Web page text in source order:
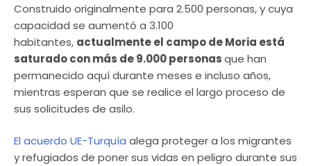
Construido originalmente para 2.500 personas, y cuya
capacidad se aumentó a 3.100
habitantes, actualmente el campo de Moria está
saturado con más de 9.000 personasque han
permanecido aquí durante meses e incluso años,
mientras esperan que se realice el largo proceso de
sus solicitudes de asilo.
El acuerdo UE-Turquía alega proteger a los migrantes
y refugiados de poner sus vidas en peligro durante sus